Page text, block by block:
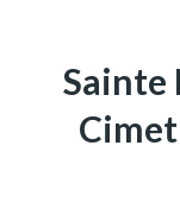
Sainte